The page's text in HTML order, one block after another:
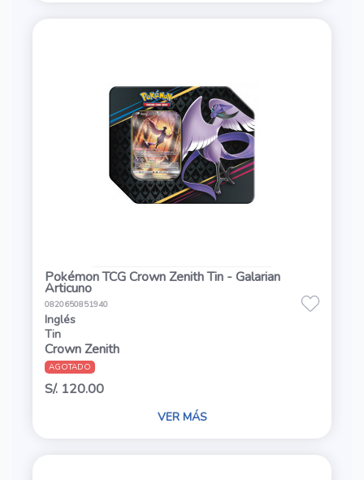
Pokémon TCG Crown Zenith Tin - Galarian
Articuno
0820650851940
Inglés
Tin
Crown Zenith
AGOTADO
S/. 120.00
VER MÁS